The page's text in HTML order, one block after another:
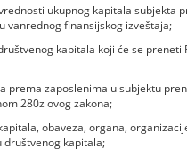
ukupnog kapitala subjekta
vanrednog finansijskog izveštaja;
kapitala koji će se preneti
zaposlenima u subjektu
280z ovog zakona;
obaveza, organa,
društvenog kapitala;